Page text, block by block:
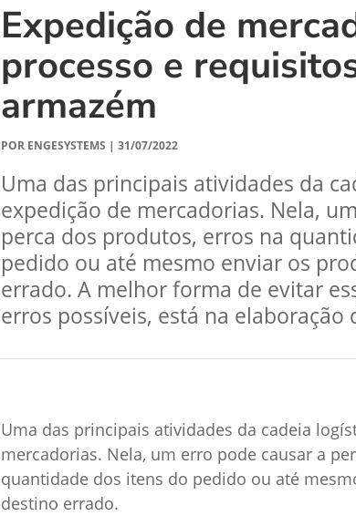
Expedição de
processo e
armazém
POR ENGESYSTEMS | 31/07/2022
Uma das principais atividades da
expedição de mercadorias. Nela,
perca dos produtos, erros na
pedido ou até mesmo enviar os
errado. A melhor forma de evitar
erros possíveis, está na elaboração
Uma das principais atividades da cadeia
mercadorias. Nela, um erro pode causar a
quantidade dos itens do pedido ou até
destino errado.